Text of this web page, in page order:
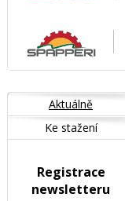
Aktuálně
Ke stažení
Registrace
newsletteru